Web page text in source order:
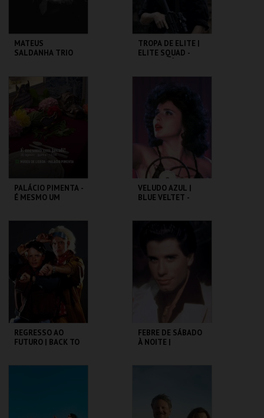
MATEUS
SALDANHA TRIO
CAPITÓLIO.
MAIS INFO
TROPA DE ELITE |
ELITE SQUAD -
MAIS INFO
COMPRAR
PALÁCIO PIMENTA -
É MESMO UM
ML - PALÁCIO
PIMENTA
MAIS INFO
COMPRAR
VELUDO AZUL |
BLUE VELTET -
MAIS INFO
REGRESSO AO
FUTURO | BACK TO
FEBRE DE SÁBADO
À NOITE |
MAIS INFO